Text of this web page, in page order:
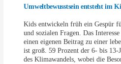
Umweltbewusstsein entsteht im
Kids entwickeln früh ein Gespür
und sozialen Fragen. Das
einen eigenen Beitrag zu einer
ist groß. 59 Prozent der 6- bis 13-
des Klimawandels, wobei die